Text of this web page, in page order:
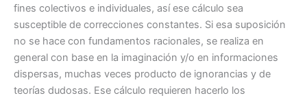
fines colectivos e individuales, así ese cálculo sea
susceptible de correcciones constantes. Si esa suposición
no se hace con fundamentos racionales, se realiza en
general con base en la imaginación y/o en informaciones
dispersas, muchas veces producto de ignorancias y de
teorías dudosas. Ese cálculo requieren hacerlo los